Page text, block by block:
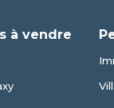
à vendre